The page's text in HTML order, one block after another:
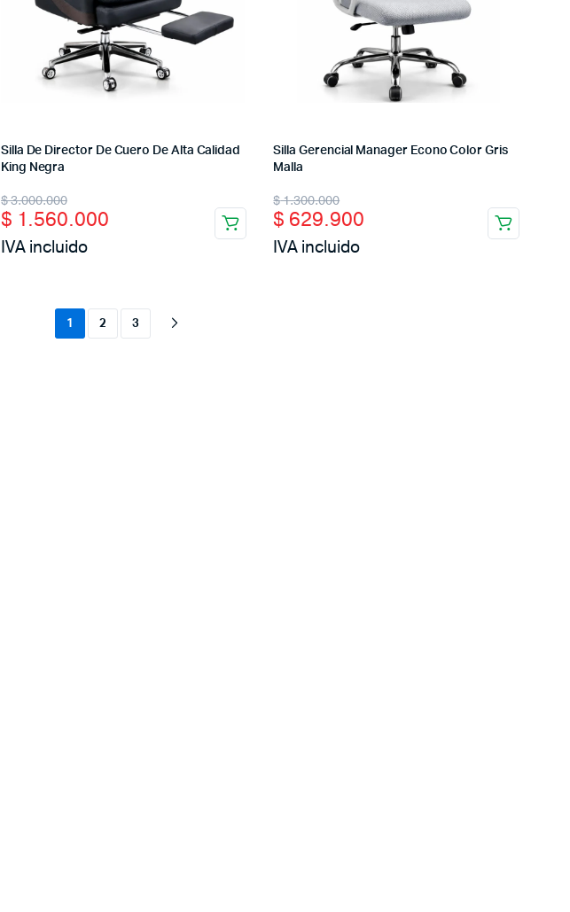
Silla De Director De Cuero De Alta Calidad
King Negra
$3.000.000
Original
price
was:
$ 1.560.000
Current
price
is:
IVA incluido
Silla Gerencial Manager Econo Color Gris
Malla
$1.300.000
Original
price
was:
$ 629.900
Current
price
is:
IVA incluido
1 2 3